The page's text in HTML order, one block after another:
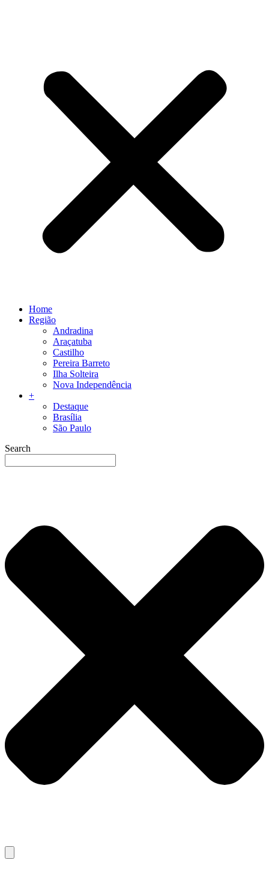
Home
Região
Andradina
Araçatuba
Castilho
Pereira Barreto
Ilha Solteira
Nova Independência
+
Destaque
Brasília
São Paulo
Search